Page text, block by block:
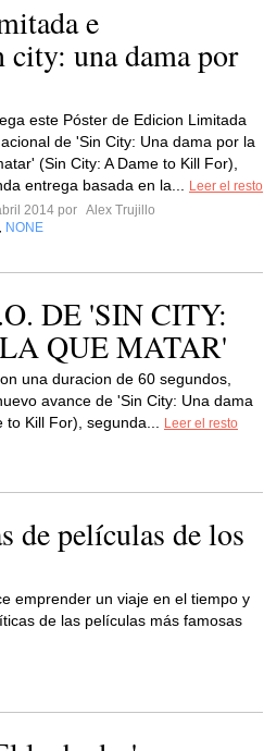
e
una dama por
este Póster de Edicion Limitada
de 'Sin City: Una dama por la
(Sin City: A Dame to Kill For),
entrega basada en la...
Leer el resto
2014 por Alex Trujillo
NONE
DE 'SIN CITY:
QUE MATAR'
una duracion de 60 segundos,
avance de 'Sin City: Una dama
to Kill For), segunda...
Leer el resto
de películas de los
emprender un viaje en el tiempo y
de las películas más famosas